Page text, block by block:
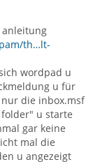
anleitung
th…lt-
wordpad u
u für
die inbox.msf
u starte
gar keine
mal die
u angezeigt